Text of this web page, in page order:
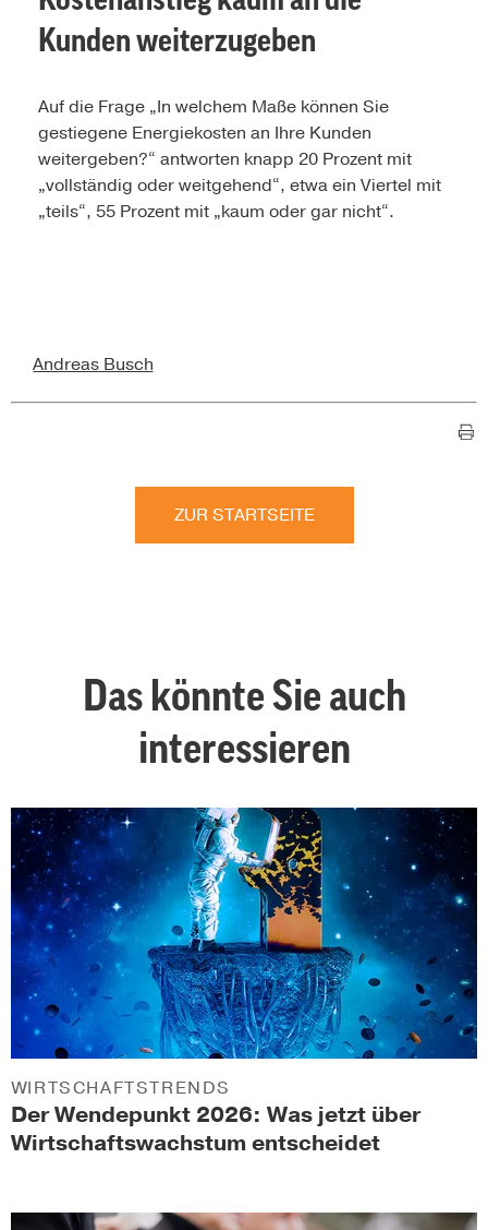
Kunden weiterzugeben
Auf die Frage „In welchem Maße können Sie
gestiegene Energiekosten an Ihre Kunden
weitergeben?“ antworten knapp 20 Prozent mit
„vollständig oder weitgehend“, etwa ein Viertel mit
„teils“, 55 Prozent mit „kaum oder gar nicht“.
Andreas Busch
ZUR STARTSEITE
Das könnte Sie auch
interessieren
Der Wendepunkt 2026: Was jetzt über
Wirtschaftswachstum entscheidet
WIRTSCHAFTSTRENDS